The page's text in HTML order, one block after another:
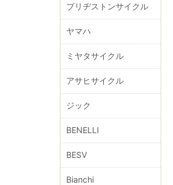
ブリヂストンサイクル
ヤマハ
ミヤタサイクル
アサヒサイクル
ジック
BENELLI
BESV
Bianchi